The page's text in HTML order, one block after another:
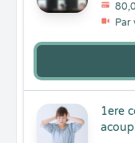
Par
1ere